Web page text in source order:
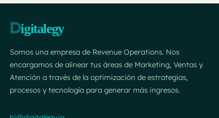
Somos una empresa de Revenue Operations. Nos
encargamos de alinear tus áreas de Marketing, Ventas y
Atención a través de la optimización de estrategias,
procesos y tecnología para generar más ingresos.